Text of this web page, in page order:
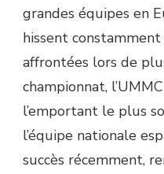
grandes équipes en
hissent
affrontées lors de
championnat,
l’emportant le plus
l’équipe nationale
succès récemment,